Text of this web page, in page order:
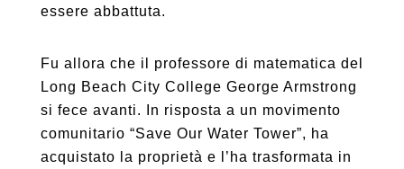
essere abbattuta.
Fu allora che il professore di matematica del
Long Beach City College George Armstrong
si fece avanti. In risposta a un movimento
comunitario “Save Our Water Tower”, ha
acquistato la proprietà e l’ha trasformata in